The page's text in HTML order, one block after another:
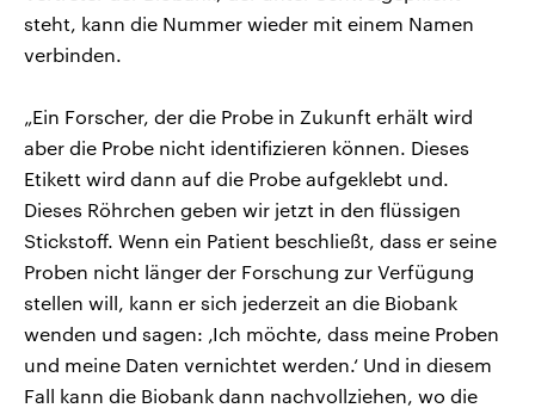
steht, kann die Nummer wieder mit einem Namen
verbinden.
„Ein Forscher, der die Probe in Zukunft erhält wird
aber die Probe nicht identifizieren können. Dieses
Etikett wird dann auf die Probe aufgeklebt und.
Dieses Röhrchen geben wir jetzt in den flüssigen
Stickstoff. Wenn ein Patient beschließt, dass er seine
Proben nicht länger der Forschung zur Verfügung
stellen will, kann er sich jederzeit an die Biobank
wenden und sagen: ‚Ich möchte, dass meine Proben
und meine Daten vernichtet werden.‘ Und in diesem
Fall kann die Biobank dann nachvollziehen, wo die